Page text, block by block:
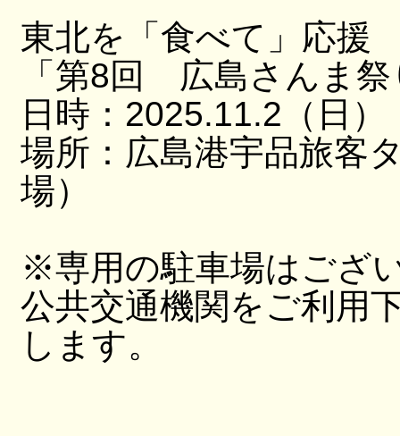
東北を「食べて」応援
「第8回 広島さんま祭
日時：2025.11.2（日
場所：広島港宇品旅客
場）
※専用の駐車場はござ
公共交通機関をご利用
します。